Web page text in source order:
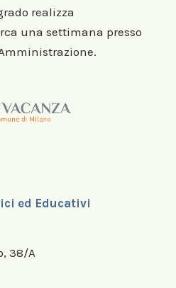
realizza
una settimana presso
ed Educativi
38/A